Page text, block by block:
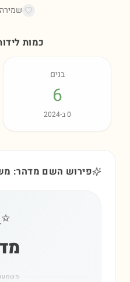
כמות
בנים
6
0ב-2024
פירוש השם מדהר: